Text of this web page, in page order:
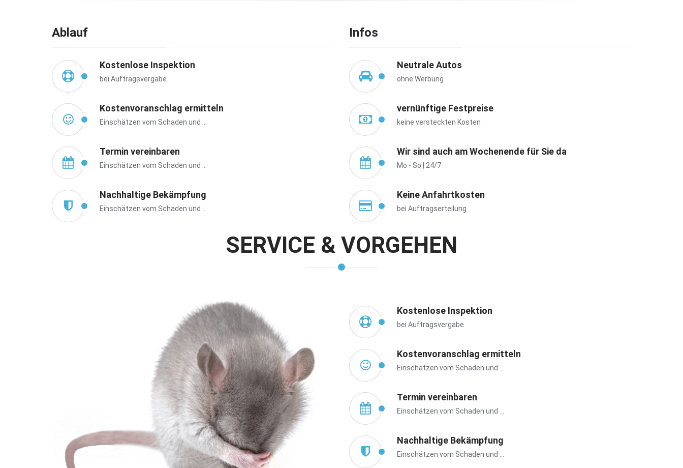
Ablauf
Kostenlose Inspektion
bei Auftragsvergabe
Kostenvoranschlag ermitteln
Einschätzen vom Schaden und ...
Termin vereinbaren
Einschätzen vom Schaden und ...
Nachhaltige Bekämpfung
Einschätzen vom Schaden und ...
Infos
Neutrale Autos
ohne Werbung
vernünftige Festpreise
keine versteckten Kosten
Wir sind auch am Wochenende für Sie da
Mo - So | 24/7
Keine Anfahrtkosten
bei Auftragserteilung
SERVICE & VORGEHEN
Kostenlose Inspektion
bei Auftragsvergabe
Kostenvoranschlag ermitteln
Einschätzen vom Schaden und ...
Termin vereinbaren
Einschätzen vom Schaden und ...
Nachhaltige Bekämpfung
Einschätzen vom Schaden und ...